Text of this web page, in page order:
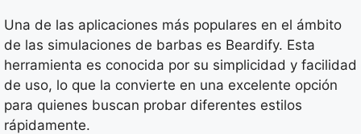
Una de las aplicaciones más populares en el ámbito
de las simulaciones de barbas es Beardify. Esta
herramienta es conocida por su simplicidad y facilidad
de uso, lo que la convierte en una excelente opción
para quienes buscan probar diferentes estilos
rápidamente.